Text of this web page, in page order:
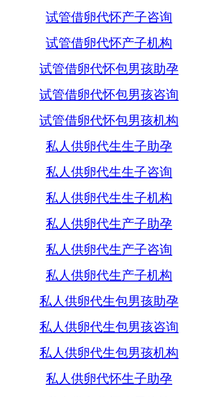
试管借卵代怀产子咨询
试管借卵代怀产子机构
试管借卵代怀包男孩助孕
试管借卵代怀包男孩咨询
试管借卵代怀包男孩机构
私人供卵代生生子助孕
私人供卵代生生子咨询
私人供卵代生生子机构
私人供卵代生产子助孕
私人供卵代生产子咨询
私人供卵代生产子机构
私人供卵代生包男孩助孕
私人供卵代生包男孩咨询
私人供卵代生包男孩机构
私人供卵代怀生子助孕